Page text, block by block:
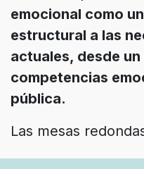
emocional como
estructural a las
actuales, desde
competencias
pública.
Las mesas